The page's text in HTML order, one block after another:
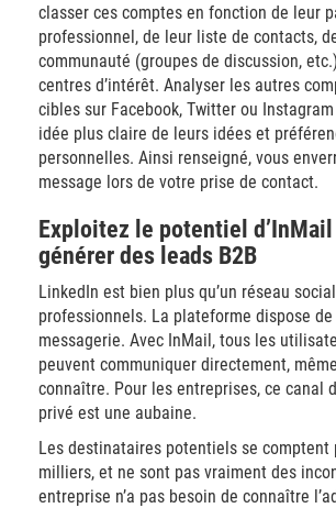
classer ces comptes en fonction de leur
professionnel, de leur liste de contacts,
communauté (groupes de discussion,
centres d’intérêt. Analyser les autres
cibles sur Facebook, Twitter ou
idée plus claire de leurs idées et
personnelles. Ainsi renseigné, vous
message lors de votre prise de contact.
Exploitez le potentiel
générer des leads B2B
LinkedIn est bien plus qu’un réseau
professionnels. La plateforme dispose de
messagerie. Avec InMail, tous les
peuvent communiquer directement,
connaître. Pour les entreprises, ce canal
privé est une aubaine.
Les destinataires potentiels se comptent
milliers, et ne sont pas vraiment des
entreprise n’a pas besoin de connaître